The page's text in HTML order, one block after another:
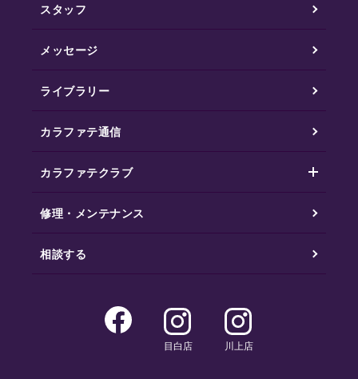
スタッフ
メッセージ
ライブラリー
カラファテ通信
カラファテクラブ
修理・メンテナンス
相談する
目白店 川上店